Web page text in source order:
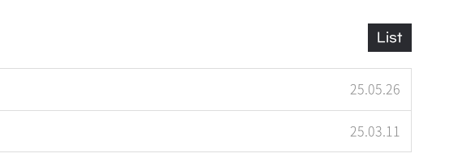
List
25.05.26
25.03.11